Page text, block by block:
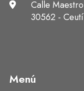
Calle
30562 -
Menú